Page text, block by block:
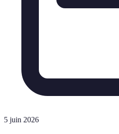
5 juin 2026